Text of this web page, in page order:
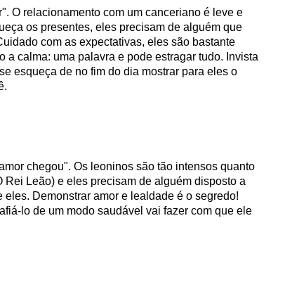
O relacionamento com um canceriano é leve e
os presentes, eles precisam de alguém que
com as expectativas, eles são bastante
a calma: uma palavra e pode estragar tudo. Invista
esqueça de no fim do dia mostrar para eles o
chegou". Os leoninos são tão intensos quanto
Leão) e eles precisam de alguém disposto a
Demonstrar amor e lealdade é o segredo!
lo de um modo saudável vai fazer com que ele